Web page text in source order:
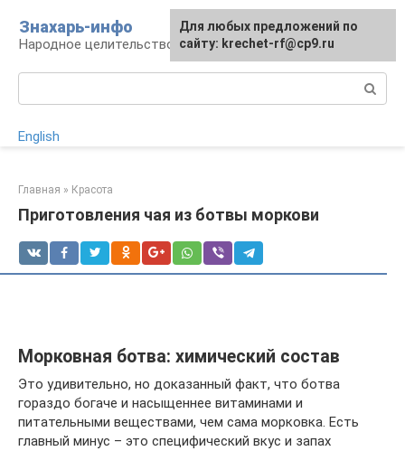
контенту
Знахарь-инфо
Народное целительство: рецепты и методы
English
Главная » Красота
Приготовления чая из ботвы моркови
Морковная ботва: химический состав
Это удивительно, но доказанный факт, что ботва
гораздо богаче и насыщеннее витаминами и
питательными веществами, чем сама морковка. Есть
главный минус – это специфический вкус и запах
Для любых предложений по
сайту: krechet-rf@cp9.ru